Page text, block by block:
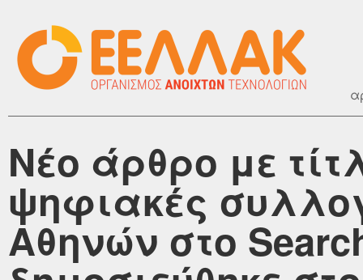
Νέο άρθρο με
ψηφιακές
Αθηνών στο